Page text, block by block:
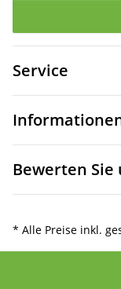
Service
Bewerten Sie
* Alle Preise inkl.